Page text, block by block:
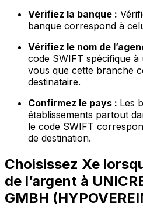
Vérifiez la banque :
banque correspond à
Vérifiez le nom de
code SWIFT spécifique
vous que cette branche
destinataire.
Confirmez le pays : Les
établissements partout
le code SWIFT
de destination.
Choisissez Xe
de l’argent à
GMBH